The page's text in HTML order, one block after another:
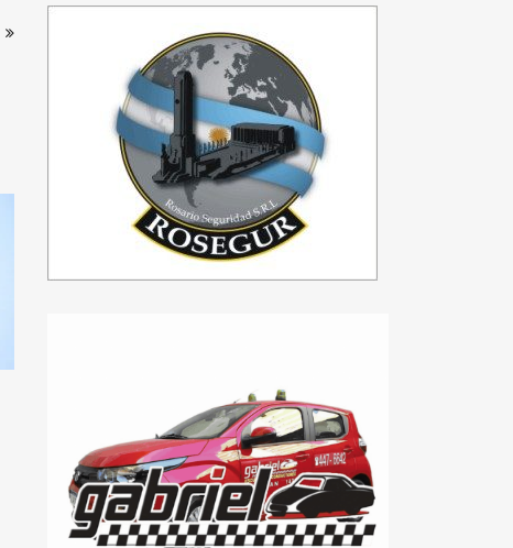
Violencia de género:
secuestraron un arsenal
en una vivienda
07/08/2026